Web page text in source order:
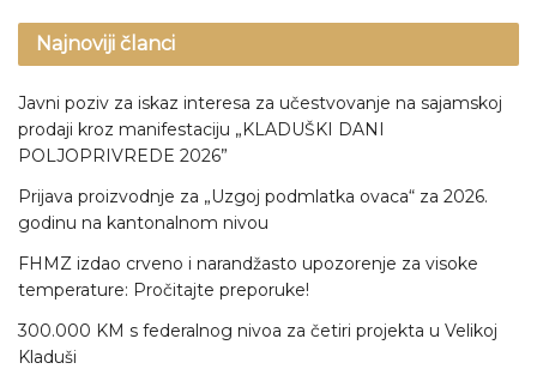
Najnoviji članci
Javni poziv za iskaz interesa za učestvovanje na sajamskoj
prodaji kroz manifestaciju „KLADUŠKI DANI
POLJOPRIVREDE 2026”
Prijava proizvodnje za „Uzgoj podmlatka ovaca“ za 2026.
godinu na kantonalnom nivou
FHMZ izdao crveno i narandžasto upozorenje za visoke
temperature: Pročitajte preporuke!
300.000 KM s federalnog nivoa za četiri projekta u Velikoj
Kladuši